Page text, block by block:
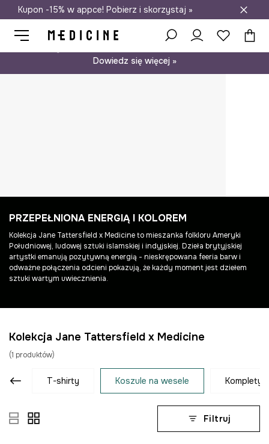
Darmowa dostawa do salonów
Kupon -15% w appce! Pobierz i skorzystaj »
Dowiedz się więcej »
PRZEPEŁNIONA ENERGIĄ I KOLOREM
Kolekcja Jane Tattersfield x Medicine to mieszanka folkloru Ameryki
Południowej, ludowej sztuki islamskiej i indyjskiej. Dzieła brytyjskiej
artystki emanują pozytywną energią - nieskrępowana feeria barw i
odważne połączenia odcieni pokazują, że każdy moment jest dziełem
sztuki wartym uwiecznienia.
Kolekcja Jane Tattersfield x Medicine
(1 produktów)
t-shirty koszule na wesele komplety
Filtruj